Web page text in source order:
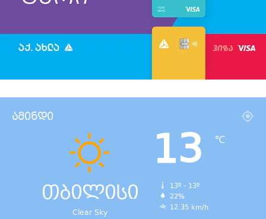
ამინდი
თბილისი
Clear Sky
13 ℃
13º - 13º
22%
12.35 km/h